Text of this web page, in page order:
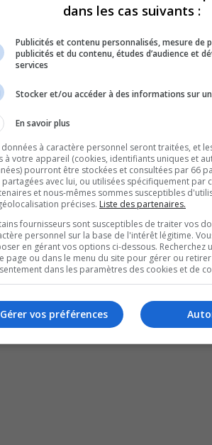
programme d’aide pour les jeunes entreprises
sensibiliser et valoriser l’entreprenariat régional
but premier avec cette initiative est d’apporter un
sur la tribune médiatique régionale.
communication de manière efficace et qui sont
de se procurer le formulaire en contactant la
de demande d’information directement sur le
dans les cas suivants :
Publicités et contenu personnalisés, mesure de
publicités et du contenu, études d’audience et
services
Stocker et/ou accéder à des informations sur
En savoir plus
données à caractère personnel seront traitées, et
à votre appareil (cookies, identifiants uniques et
pourront être stockées et consultées par 66
partagées avec lui, ou utilisées spécifiquement par
et nous-mêmes sommes susceptibles
précises. Liste des partenaires.
fournisseurs sont susceptibles de traiter vos
personnel sur la base de l'intérêt légitime.
en gérant vos options ci-dessous. Recherchez
page ou dans le menu du site pour gérer ou
dans les paramètres des cookies et de
Gérer vos préférences